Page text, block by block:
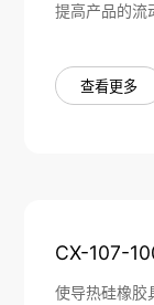
提高产品的流
查看更多
CX-107-
使导热硅橡胶